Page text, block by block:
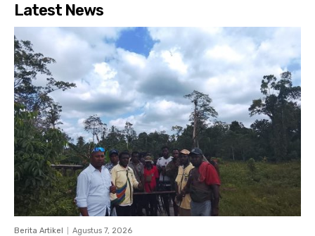
Latest News
Berita Artikel Agustus 7, 2026